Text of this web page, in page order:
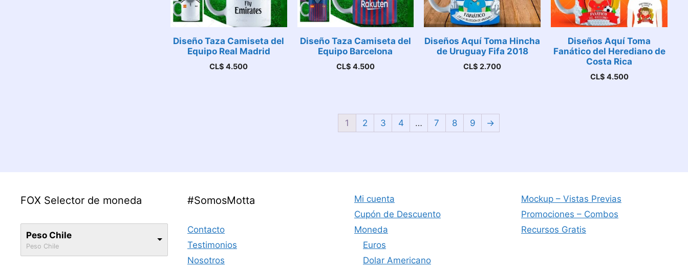
Diseño Taza Camiseta del
Equipo Real Madrid
CL$ 4.500
Diseño Taza Camiseta del
Equipo Barcelona
CL$ 4.500
Diseños Aquí Toma Hincha
de Uruguay Fifa 2018
CL$ 2.700
Diseños Aquí Toma
Fanático del Herediano de
Costa Rica
CL$ 4.500
1 2 3 4 … 7 8 9 →
FOX Selector de moneda
Peso Chile
Peso Chile
#SomosMotta
Contacto
Testimonios
Nosotros
Mi cuenta
Cupón de Descuento
Moneda
Euros
Dolar Americano
Mockup – Vistas Previas
Promociones – Combos
Recursos Gratis